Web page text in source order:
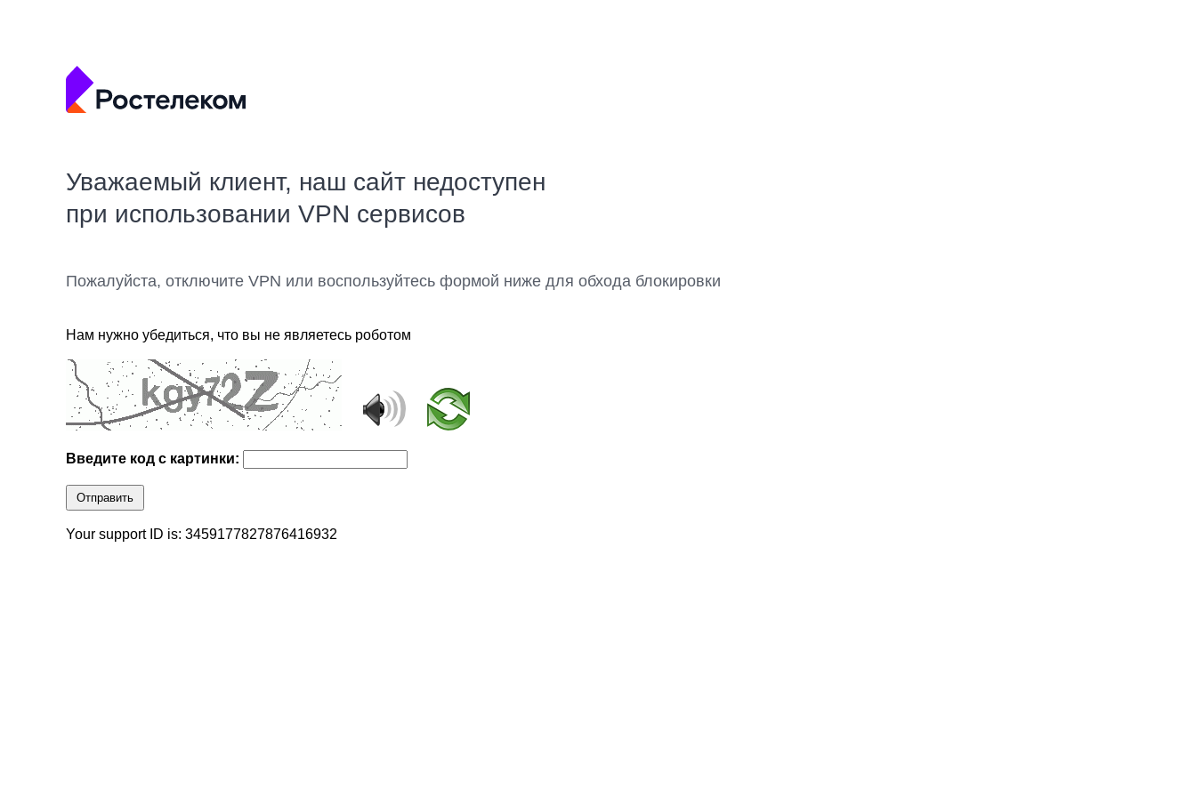
Уважаемый клиент, наш сайт недоступен
при использовании VPN сервисов
Пожалуйста, отключите VPN или воспользуйтесь формой ниже для обхода блокировки
Нам нужно убедиться, что вы не являетесь роботом
Введите код с картинки:
Отправить
Your support ID is: 3459177827876416932